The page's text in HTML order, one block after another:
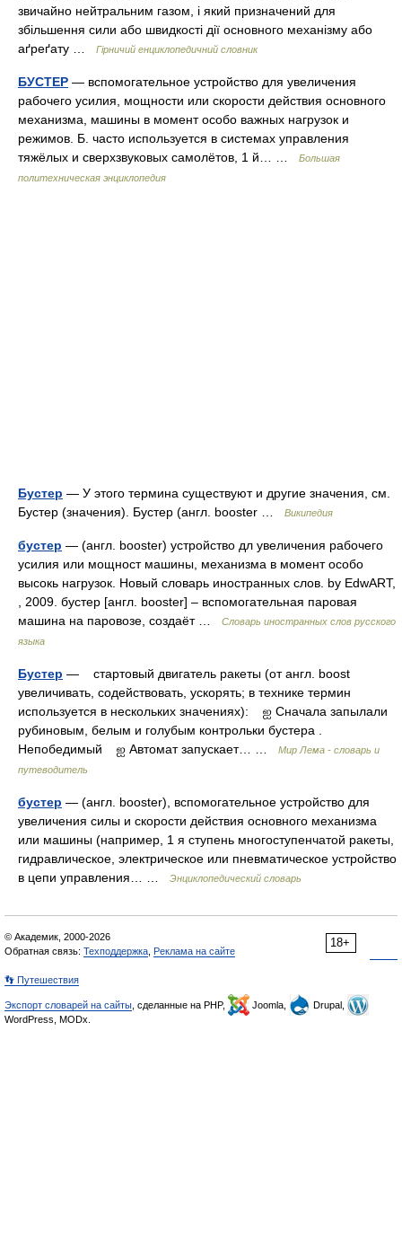
звичайно нейтральним газом, і який призначений для
збільшення сили або швидкості дії основного механізму або
аґреґату …
Гірничий енциклопедичний словник
БУСТЕР — вспомогательное устройство для увеличения
рабочего усилия, мощности или скорости действия основного
механизма, машины в момент особо важных нагрузок и
режимов. Б. часто используется в системах управления
тяжёлых и сверхзвуковых самолётов, 1 й… …
Большая
политехническая энциклопедия
Бустер — У этого термина существуют и другие значения, см.
Бустер (значения). Бустер (англ. booster …
Википедия
бустер — (англ. booster) устройство дл увеличения рабочего
усилия или мощност машины, механизма в момент особо
высокь нагрузок. Новый словарь иностранных слов. by EdwART,
, 2009. бустер [англ. booster] – вспомогательная паровая
машина на паровозе, создаёт …
Словарь иностранных слов русского
языка
Бустер — стартовый двигатель ракеты (от англ. boost
увеличивать, содействовать, ускорять; в технике термин
используется в нескольких значениях): ஐ Сначала запылали
рубиновым, белым и голубым контрольки бустера .
Непобедимый ஐ Автомат запускает… …
Мир Лема - словарь и
путеводитель
бустер — (англ. booster), вспомогательное устройство для
увеличения силы и скорости действия основного механизма
или машины (например, 1 я ступень многоступенчатой ракеты,
гидравлическое, электрическое или пневматическое устройство
в цепи управления… …
Энциклопедический словарь
18+
© Академик, 2000-2026
Обратная связь: Техподдержка Реклама на сайте
👣 Путешествия
Экспорт словарей на сайты , сделанные на PHP, Joomla,
Drupal,
WordPress, MODx.